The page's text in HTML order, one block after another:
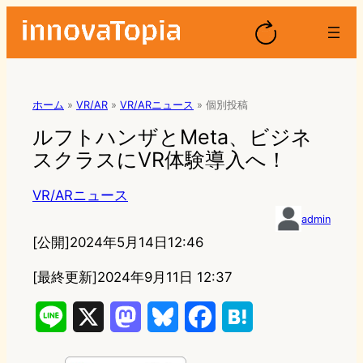
ホーム » VR/AR » VR/ARニュース » 個別投稿
ルフトハンザとMeta、ビジネ
スクラスにVR体験導入へ！
VR/ARニュース
admin
[公開]2024年5月14日12:46
[最終更新]2024年9月11日 12:37